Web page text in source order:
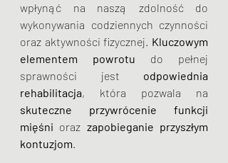
wpłynąć na naszą zdolność do
wykonywania codziennych czynności
oraz aktywności fizycznej. Kluczowym
elementem powrotu do pełnej
sprawności jest odpowiednia
rehabilitacja
skuteczne przywrócenie funkcji
mięśni oraz zapobieganie przyszłym
kontuzjom.